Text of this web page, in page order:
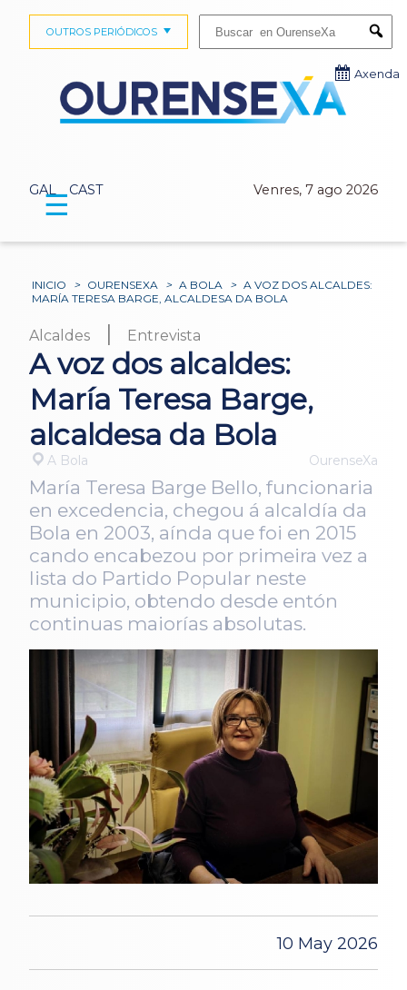
GAL CAST Venres, 7 ago 2026
OUTROS PERIÓDICOS
Axenda
☰
INICIO > OURENSEXA > A BOLA > A VOZ DOS ALCALDES:
MARÍA TERESA BARGE, ALCALDESA DA BOLA
Alcaldes | Entrevista
A voz dos alcaldes:
María Teresa Barge,
alcaldesa da Bola
A Bola OurenseXa
María Teresa Barge Bello, funcionaria
en excedencia, chegou á alcaldía da
Bola en 2003, aínda que foi en 2015
cando encabezou por primeira vez a
lista do Partido Popular neste
municipio, obtendo desde entón
continuas maiorías absolutas.
10 May 2026